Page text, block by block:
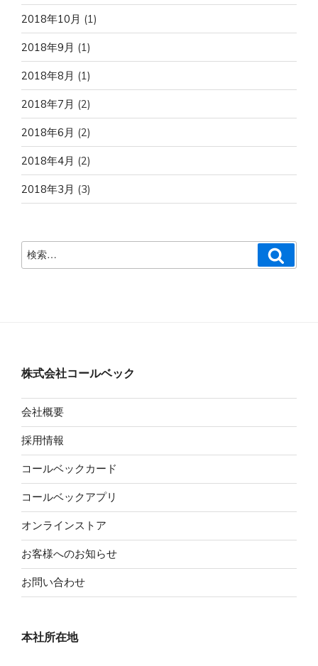
2018年10月 (1)
2018年9月 (1)
2018年8月 (1)
2018年7月 (2)
2018年6月 (2)
2018年4月 (2)
2018年3月 (3)
検
索:
株式会社コールベック
会社概要
採用情報
コールベックカード
コールベックアプリ
オンラインストア
お客様へのお知らせ
お問い合わせ
本社所在地